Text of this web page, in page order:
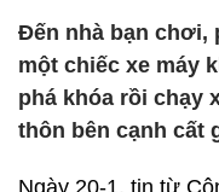
Đến nhà bạn chơi,
một chiếc xe máy
phá khóa rồi chạy
thôn bên cạnh cất
Ngày 20-1, tin từ